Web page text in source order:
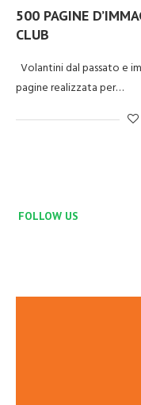
500 PAGINE
CLUB
Volantini dal passato e
pagine realizzata per…
FOLLOW US